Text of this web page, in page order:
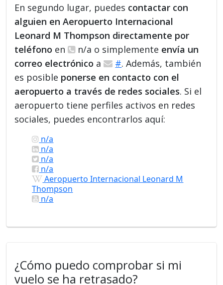
En segundo lugar, puedes contactar con
alguien en Aeropuerto Internacional
Leonard M Thompson directamente por
teléfono en n/a o simplemente envía un
correo electrónico a #. Además, también
es posible ponerse en contacto con el
aeropuerto a través de redes sociales. Si el
aeropuerto tiene perfiles activos en redes
sociales, puedes encontrarlos aquí:
n/a
n/a
n/a
n/a
Aeropuerto Internacional Leonard M
Thompson
n/a
¿Cómo puedo comprobar si mi
vuelo se ha retrasado?